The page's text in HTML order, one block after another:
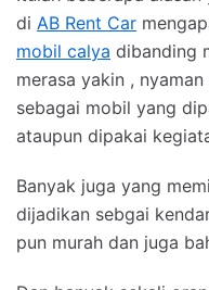
di AB Rent Car
mobil calya dibanding
merasa yakin ,
sebagai mobil yang
ataupun dipakai
Banyak juga yang
dijadikan sebgai
pun murah dan juga